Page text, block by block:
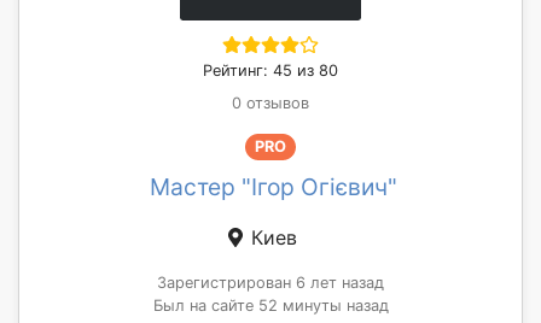
Рейтинг: 45 из 80
0 отзывов
PRO
Мастер "Ігор Огієвич"
Киев
Зарегистрирован 6 лет назад
Был на сайте 52 минуты назад